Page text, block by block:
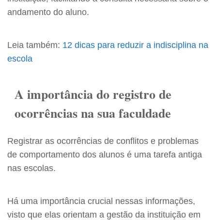
andamento do aluno.
Leia também: 12 dicas para reduzir a indisciplina na
escola
A importância do registro de
ocorrências na sua faculdade
Registrar as ocorrências de conflitos e problemas
de comportamento dos alunos é uma tarefa antiga
nas escolas.
Há uma importância crucial nessas informações,
visto que elas orientam a gestão da instituição em